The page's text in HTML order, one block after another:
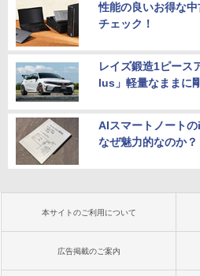
性能の良いお得な
チェック！
レイズ鍛造1ピース
lus」軽量なままに
AIスマートノート
なぜ魅力的なのか？
本サイトのご利用について
広告掲載のご案内